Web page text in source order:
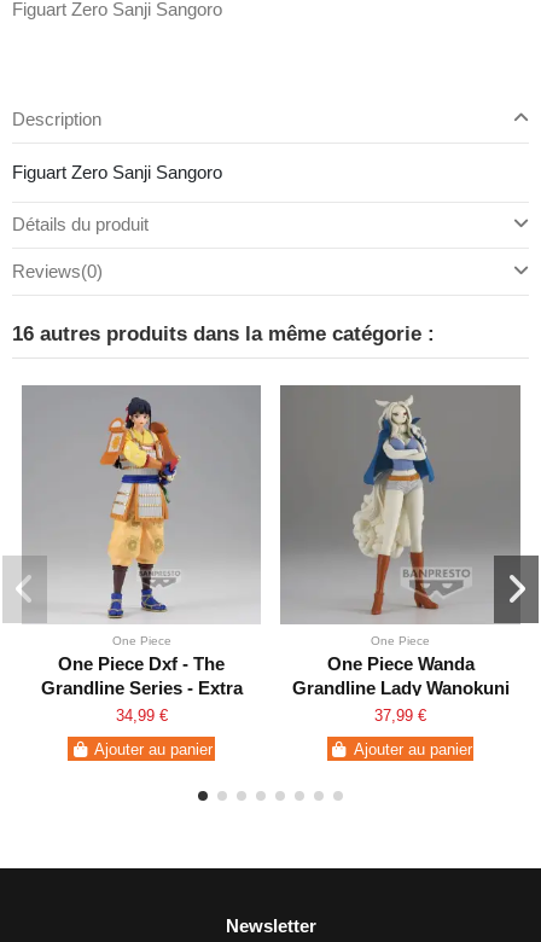
Figuart Zero Sanji Sangoro
Description
Figuart Zero Sanji Sangoro
Détails du produit
Reviews(0)
16 autres produits dans la même catégorie :
One Piece
One Piece Dxf - The
Grandline Series - Extra
Kikunojo
34,99 €
Ajouter au panier
One Piece
One Piece Wanda
Grandline Lady Wanokuni
Vol.10
37,99 €
Ajouter au panier
Newsletter